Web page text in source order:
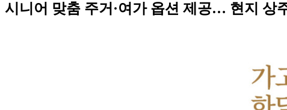
시니어 맞춤 주거·여가 옵션 제공… 현지 상